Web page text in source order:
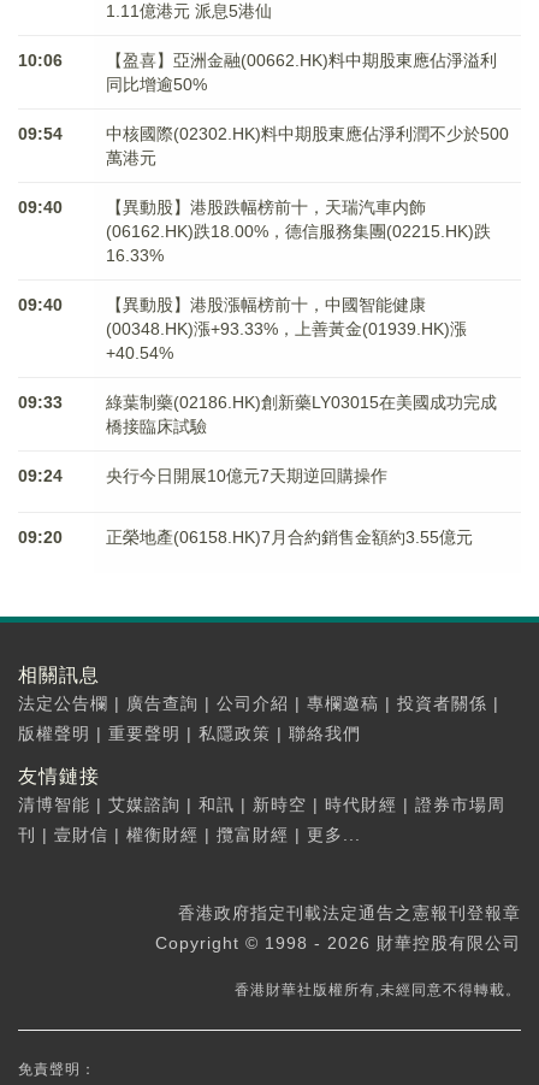
1.11億港元 派息5港仙
10:06
【盈喜】亞洲金融(00662.HK)料中期股東應佔淨溢利
同比增逾50%
09:54
中核國際(02302.HK)料中期股東應佔淨利潤不少於500
萬港元
09:40
【異動股】港股跌幅榜前十，天瑞汽車内飾
(06162.HK)跌18.00%，德信服務集團(02215.HK)跌
16.33%
09:40
【異動股】港股漲幅榜前十，中國智能健康
(00348.HK)漲+93.33%，上善黃金(01939.HK)漲
+40.54%
09:33
綠葉制藥(02186.HK)創新藥LY03015在美國成功完成
橋接臨床試驗
09:24 央行今日開展10億元7天期逆回購操作
09:20 正榮地產(06158.HK)7月合約銷售金額約3.55億元
相關訊息
法定公告欄 | 廣告查詢 | 公司介紹 | 專欄邀稿 | 投資者關係 |
版權聲明 | 重要聲明 | 私隱政策 | 聯絡我們
友情鏈接
清博智能 | 艾媒諮詢 | 和訊 | 新時空 | 時代財經 | 證券市場周
刊
| 壹財信 | 權衡財經 | 攬富財經 | 更多...
香港政府指定刊載法定通告之憲報刊登報章
Copyright © 1998 - 2026 財華控股有限公司
香港財華社版權所有,未經同意不得轉載。
免責聲明：